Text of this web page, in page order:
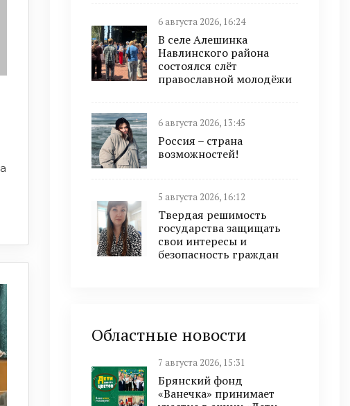
6 августа 2026, 16:24
В селе Алешинка
Навлинского района
состоялся слёт
православной молодёжи
6 августа 2026, 13:45
Россия – страна
возможностей!
5 августа 2026, 16:12
Твердая решимость
государства защищать
свои интересы и
безопасность граждан
Областные новости
7 августа 2026, 15:31
Брянский фонд
«Ванечка» принимает